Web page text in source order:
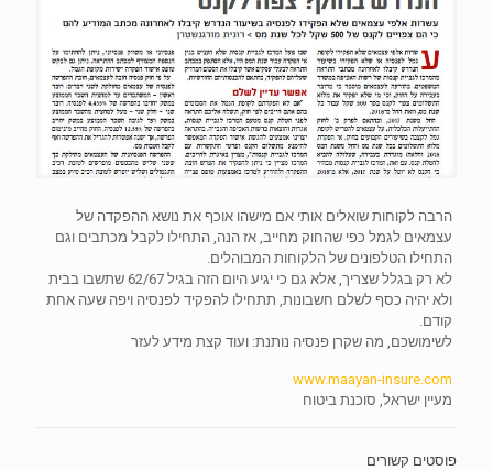
הרבה לקוחות שואלים אותי אם מישהו אוכף את נושא ההפקדה של
עצמאים לגמל כפי שהחוק מחייב, אז הנה, התחילו לקבל מכתבים וגם
התחילו הטלפונים של הלקוחות המבוהלים.
לא רק בגלל שצריך, אלא גם כי יגיע היום הזה בגיל 62/67 שתשבו בבית
ולא יהיה כסף לשלם חשבונות, תתחילו להפקיד לפנסיה ויפה שעה אחת
קודם.
לשימושכם, מה שקרן פנסיה נותנת: ועוד קצת מידע לעזר
www.maayan-insure.com
מעיין ישראל, סוכנת ביטוח
פוסטים קשורים